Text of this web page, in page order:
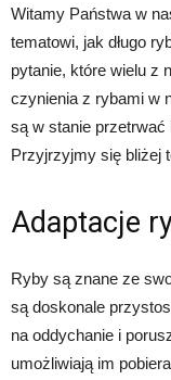
Witamy Państwa w
tematowi, jak długo
pytanie, które wielu z
czynienia z rybami w
są w stanie przetrwać
Przyjrzyjmy się bliżej
Adaptacje
Ryby są znane ze
są doskonale
na oddychanie i
umożliwiają im